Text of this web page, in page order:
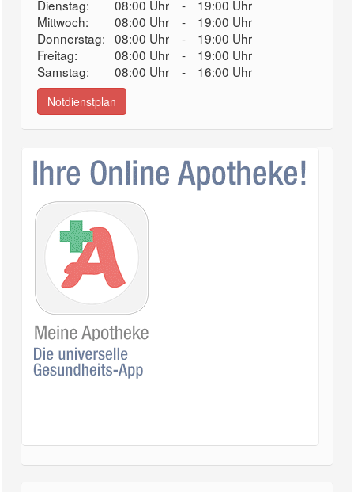
Dienstag:
08:00 Uhr -
19:00 Uhr
Mittwoch:
08:00 Uhr -
19:00 Uhr
Donnerstag: 08:00 Uhr -
19:00 Uhr
Freitag:
08:00 Uhr -
19:00 Uhr
Samstag:
08:00 Uhr - 16:00 Uhr
Notdienstplan